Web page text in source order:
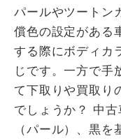
パールやツートン
償色の設定がある
する際にボディカ
じです。一方で手
て下取りや買取り
でしょうか？ 中
（パール）、黒